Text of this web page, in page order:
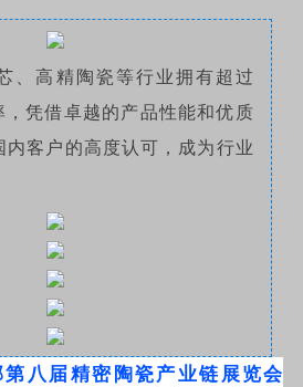
、高精陶瓷等行业拥有超过
，凭借卓越的产品性能和优质
内客户的高度认可，成为行业
第八届精密陶瓷产业链展览会